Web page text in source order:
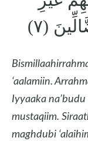
(٧)
‘aalamiin.
Iyyaaka
mustaqiim.
maghdubi